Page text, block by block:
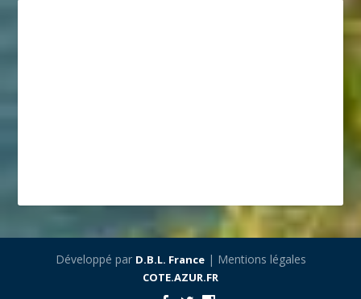
Développé par D.B.L. France| Mentions légales
COTE.AZUR.FR